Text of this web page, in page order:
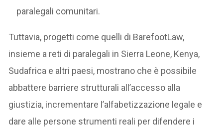
paralegali comunitari.
Tuttavia, progetti come quelli di BarefootLaw,
insieme a reti di paralegali in Sierra Leone, Kenya,
Sudafrica e altri paesi, mostrano che è possibile
abbattere barriere strutturali all’accesso alla
giustizia, incrementare l’alfabetizzazione legale e
dare alle persone strumenti reali per difendere i